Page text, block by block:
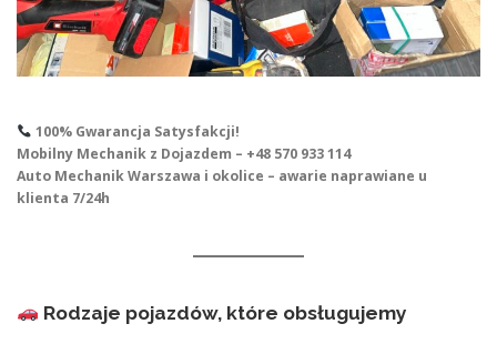
100% Gwarancja Satysfakcji!
Mobilny Mechanik z Dojazdem – +48 570 933 114
Auto Mechanik Warszawa i okolice – awarie naprawiane u
klienta 7/24h
Rodzaje pojazdów, które obsługujemy